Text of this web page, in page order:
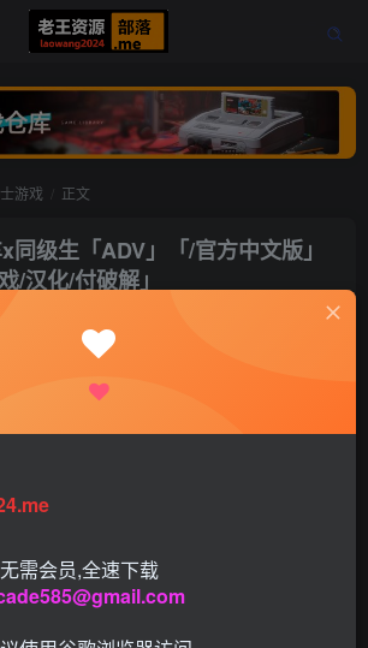
游戏 正文
同级生「ADV」「/官方中文版」
/汉化/付破解」
イング]社团的新作……！！
需会员,全速下载